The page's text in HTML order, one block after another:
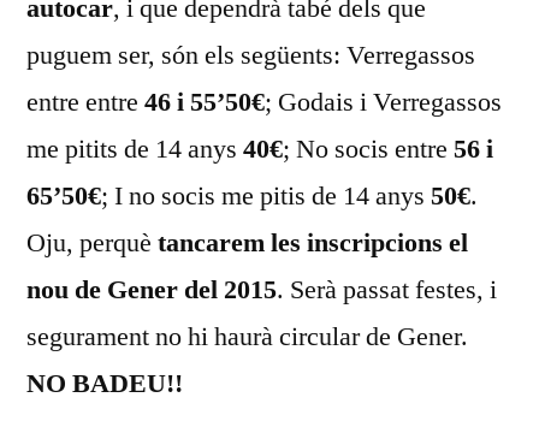
autocar, i que dependrà tabé dels que
puguem ser, són els següents: Verregassos
entre entre 46 i 55’50€; Godais i Verregassos
me pitits de 14 anys 40€; No socis entre 56 i
65’50€; I no socis me pitis de 14 anys 50€.
Oju, perquè tancarem les inscripcions el
nou de Gener del 2015. Serà passat festes, i
segurament no hi haurà circular de Gener.
NO BADEU!!